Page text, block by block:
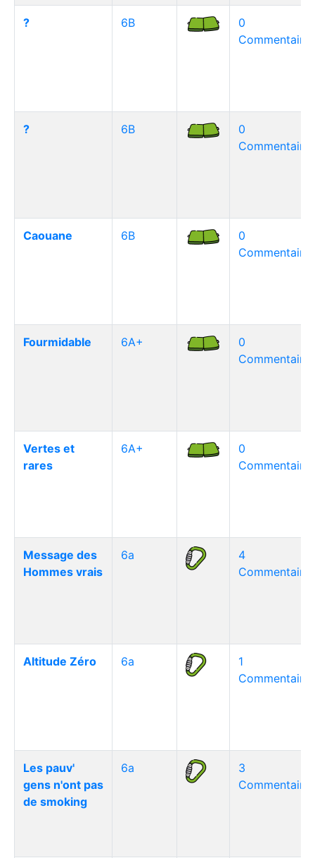
? 6B
0
? 6B
0
Caouane 6B
0
Fourmidable 6A+
0
Vertes et
rares
6A+
0
Message des
Hommes vrais
6a
4
Altitude Zéro 6a
1
Les pauv'
gens n'ont pas
de smoking
6a
3